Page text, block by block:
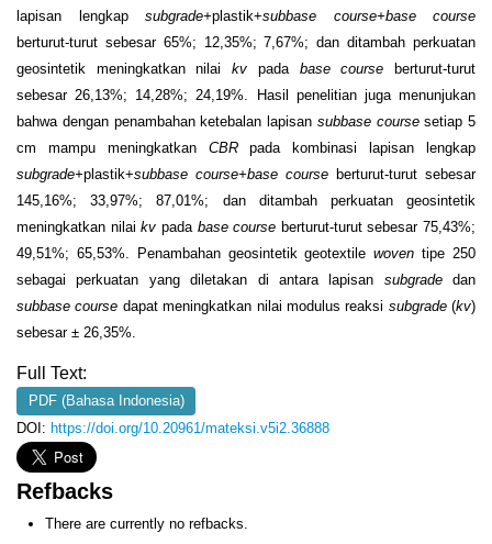
lapisan lengkap subgrade+plastik+subbase course+base course
berturut-turut sebesar 65%; 12,35%; 7,67%; dan ditambah perkuatan
geosintetik meningkatkan nilaikv pada base course berturut-turut
sebesar 26,13%; 14,28%; 24,19%. Hasil penelitian juga menunjukan
bahwa dengan penambahan ketebalan lapisan subbase coursesetiap 5
cm mampu meningkatkan CBRpada kombinasi lapisan lengkap
subgrade+plastik+subbase course+base course berturut-turut sebesar
145,16%; 33,97%; 87,01%; dan ditambah perkuatan geosintetik
meningkatkan nilaikv pada base course berturut-turut sebesar 75,43%;
49,51%; 65,53%. Penambahan geosintetik geotextilewoven tipe 250
sebagai perkuatan yang diletakan di antara lapisan subgrade dan
subbase course dapat meningkatkan nilai modulus reaksi subgrade (kv)
sebesar ± 26,35%.
Full Text:
PDF (Bahasa Indonesia)
DOI: https://doi.org/10.20961/mateksi.v5i2.36888
Refbacks
There are currently no refbacks.